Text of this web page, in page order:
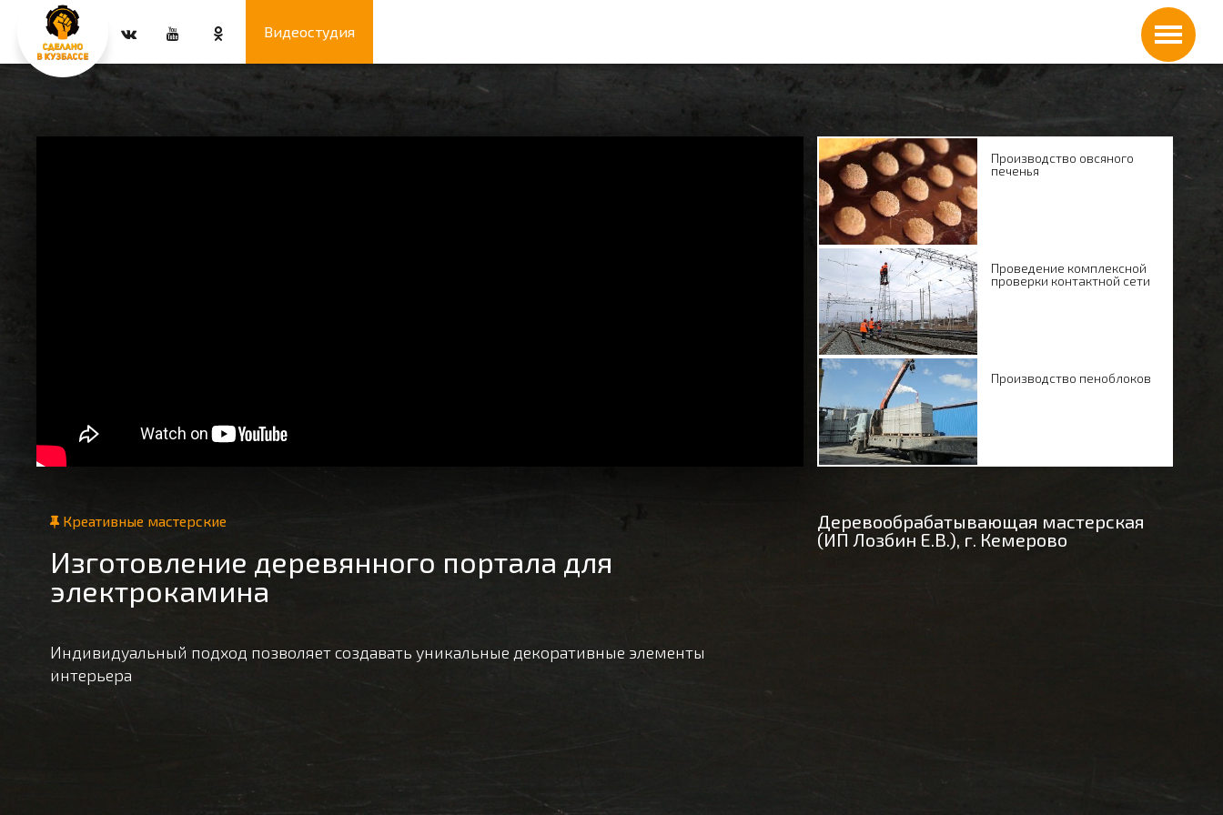
Видеостудия
Креативные мастерские
Изготовление деревянного портала для
электрокамина
Индивидуальный подход позволяет создавать уникальные декоративные элементы
интерьера
Производство овсяного
печенья
Проведение комплексной
проверки контактной сети
Производство пеноблоков
Деревообрабатывающая мастерская
(ИП Лозбин Е.В.), г. Кемерово